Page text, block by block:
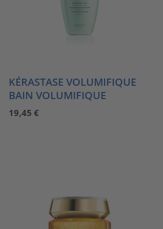
KÉRASTASE VOLUMIFIQUE
BAIN VOLUMIFIQUE
19,45€